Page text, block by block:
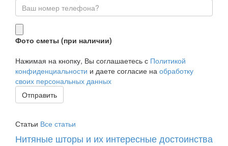
Фото сметы (при наличии)
Нажимая на кнопку, Вы соглашаетесь с Политикой
конфиденциальности и даете согласие на обработку
своих персональных данных
Отправить
Статьи Все статьи
Нитяные шторы и их интересные достоинства